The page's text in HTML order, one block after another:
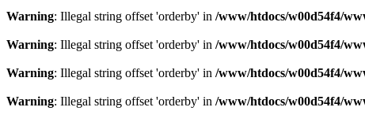
Warning: Illegal string offset 'orderby' in /www/htdocs/w00d54f4/
Warning: Illegal string offset 'orderby' in /www/htdocs/w00d54f4/
Warning: Illegal string offset 'orderby' in /www/htdocs/w00d54f4/
Warning: Illegal string offset 'orderby' in /www/htdocs/w00d54f4/